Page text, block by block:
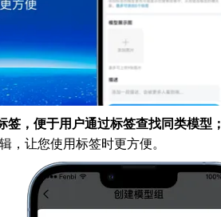
，便于用户通过标签查找同类模型；
，让您使用标签时更方便。